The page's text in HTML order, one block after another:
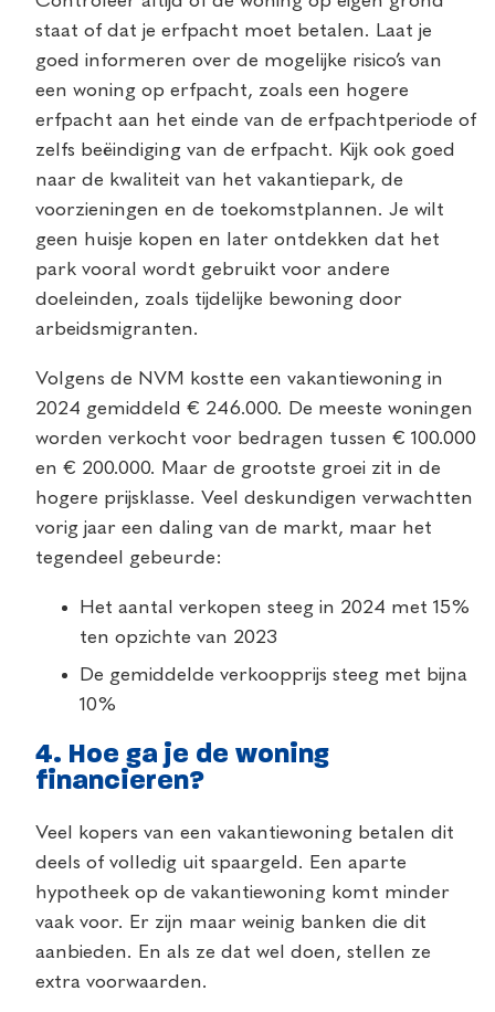
staat of dat je erfpacht moet betalen. Laat je
goed informeren over de mogelijke risico’s van
een woning op erfpacht, zoals een hogere
erfpacht aan het einde van de erfpachtperiode of
zelfs beëindiging van de erfpacht. Kijk ook goed
naar de kwaliteit van het vakantiepark, de
voorzieningen en de toekomstplannen. Je wilt
geen huisje kopen en later ontdekken dat het
park vooral wordt gebruikt voor andere
doeleinden, zoals tijdelijke bewoning door
arbeidsmigranten.
Volgens de NVM kostte een vakantiewoning in
2024 gemiddeld € 246.000. De meeste woningen
worden verkocht voor bedragen tussen € 100.000
en € 200.000. Maar de grootste groei zit in de
hogere prijsklasse. Veel deskundigen verwachtten
vorig jaar een daling van de markt, maar het
tegendeel gebeurde:
Het aantal verkopen steeg in 2024 met 15%
ten opzichte van 2023
De gemiddelde verkoopprijs steeg met bijna
10%
4. Hoe ga je de woning
financieren?
Veel kopers van een vakantiewoning betalen dit
deels of volledig uit spaargeld. Een aparte
hypotheek op de vakantiewoning komt minder
vaak voor. Er zijn maar weinig banken die dit
aanbieden. En als ze dat wel doen, stellen ze
extra voorwaarden.